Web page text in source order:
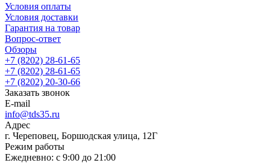
Условия оплаты
Условия доставки
Гарантия на товар
Вопрос-ответ
Обзоры
+7 (8202) 28‑61-65
+7 (8202) 28‑61-65
+7 (8202) 20‑30-66
Заказать звонок
E-mail
info@tds35.ru
Адрес
г. Череповец, Боршодская улица, 12Г
Режим работы
Ежедневно: с 9:00 до 21:00